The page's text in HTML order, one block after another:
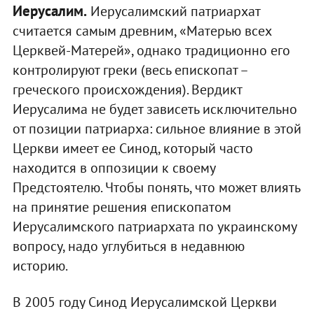
Иерусалим.Иерусалимский патриархат
считается самым древним, «Матерью всех
Церквей-Матерей», однако традиционно его
контролируют греки (весь епископат –
греческого происхождения). Вердикт
Иерусалима не будет зависеть исключительно
от позиции патриарха: сильное влияние в этой
Церкви имеет ее Синод, который часто
находится в оппозиции к своему
Предстоятелю. Чтобы понять, что может влиять
на принятие решения епископатом
Иерусалимского патриархата по украинскому
вопросу, надо углубиться в недавнюю
историю.
В 2005 году Синод Иерусалимской Церкви